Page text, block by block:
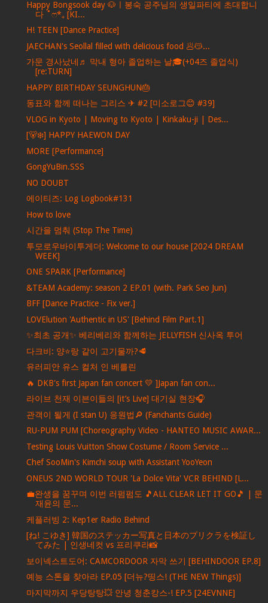
Happy Bongsook day 🐶ㅣ봉숙 공주님의 생일파티에 초대합니
다 ˚ෆ*₊ [KI...
H! TEEN [Dance Practice]
JAECHAN's Seollal filled with delicious food 🥟😽...
가문 경사났네♬ 막내 형아 졸업하는 날🎓(+04즈 졸업식)
[re:TURN]
HAPPY BIRTHDAY SEUNGHUN🎂
동표와 함께 떠나는 그리스 ✈ #2 [미소로그😊 #39]
VLOG in Kyoto | Moving to Kyoto | Kinkaku-ji | Des...
[🐻‍❄️] HAPPY HAEWON DAY
MORE [Performance]
GongYuBin.SSS
NO DOUBT
에이티즈: Log Logbook#131
How to love
시간을 멈춰 (Stop The Time)
투모로우바이투게더: Welcome to our house [2024 DREAM
WEEK]
ONE SPARK [Performance]
&TEAM Academy: season 2 EP.01 (with. Park Seo Jun)
BFF [Dance Practice - Fix ver.]
LOVElution 'Authentic in US' [Behind Film Part.1]
✨최초 공개✨ 베리베리와 함께하는 JELLYFISH 신사옥 투어
다크비: 양⭐️랑 같이 고기물까?🥩
유러피안 유스 컬처 인 베를린
🔥 DKB's first Japan fan concert 💛 ]Japan fan con...
라이브 천재 이븐이들의 [it’s Live] 대기실 현장🎧
관객이 될게 (I stan U) 응원법🔎 (Fanchants Guide)
RU-PUM PUM [Choreography Video - HANTEO MUSIC AWAR...
Testing Louis Vuitton Show Costume / Room Service ...
Chef SooMin's Kimchi soup with Assistant YooYeon
ONEUS 2ND WORLD TOUR 'La Dolce Vita' VCR BEHIND [L...
💼완생을 꿈꾸며 이번 러펌펌도 🎵ALL CLEAR LET IT GO🎵 | 문
재윤의 문...
케플러빙 2: Kep1er Radio Behind
[ね! こゆき] 韓国のステッカー写真と日本のプリクラを検証し
てみた | 인생네컷 vs 프리쿠라📸
보이넥스트도어: CAMCORDOOR 자막 쓰기 [BEHINDOOR EP.8]
예능 스톤을 찾아라 EP.05 [더뉴?띵스! (THE NEW Things)]
마지막까지 우당탕탕💥 안녕 청춘캉스-! EP.5 [24EVNNE]